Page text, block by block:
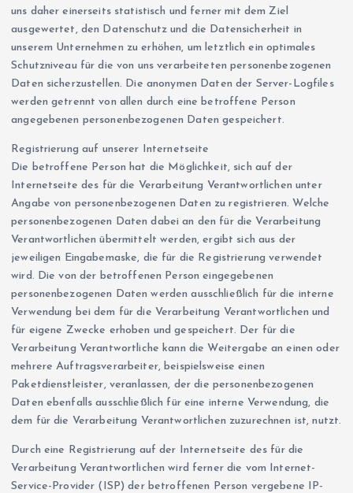
uns daher einerseits statistisch und ferner mit dem Ziel
ausgewertet, den Datenschutz und die Datensicherheit in
unserem Unternehmen zu erhöhen, um letztlich ein optimales
Schutzniveau für die von uns verarbeiteten personenbezogenen
Daten sicherzustellen. Die anonymen Daten der Server-Logfiles
werden getrennt von allen durch eine betroffene Person
angegebenen personenbezogenen Daten gespeichert.
Registrierung auf unserer Internetseite
Die betroffene Person hat die Möglichkeit, sich auf der
Internetseite des für die Verarbeitung Verantwortlichen unter
Angabe von personenbezogenen Daten zu registrieren. Welche
personenbezogenen Daten dabei an den für die Verarbeitung
Verantwortlichen übermittelt werden, ergibt sich aus der
jeweiligen Eingabemaske, die für die Registrierung verwendet
wird. Die von der betroffenen Person eingegebenen
personenbezogenen Daten werden ausschließlich für die interne
Verwendung bei dem für die Verarbeitung Verantwortlichen und
für eigene Zwecke erhoben und gespeichert. Der für die
Verarbeitung Verantwortliche kann die Weitergabe an einen oder
mehrere Auftragsverarbeiter, beispielsweise einen
Paketdienstleister, veranlassen, der die personenbezogenen
Daten ebenfalls ausschließlich für eine interne Verwendung, die
dem für die Verarbeitung Verantwortlichen zuzurechnen ist, nutzt.
Durch eine Registrierung auf der Internetseite des für die
Verarbeitung Verantwortlichen wird ferner die vom Internet-
Service-Provider (ISP) der betroffenen Person vergebene IP-